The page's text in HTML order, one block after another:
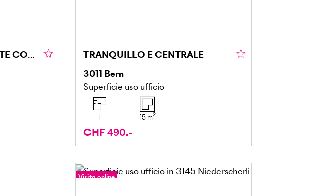
GENEROSO ED ELEGANTE CON TERRAZZA SOLEGGIATA
TRANQUILLO E CENTRALE
3011 Bern
Superficie uso ufficio
1 15 m2
CHF 490.-
Visita online